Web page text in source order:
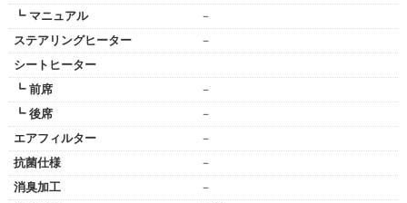
┗ マニュアル
－
ステアリングヒーター
－
シートヒーター
┗ 前席
－
┗ 後席
－
エアフィルター
－
抗菌仕様
－
消臭加工
－